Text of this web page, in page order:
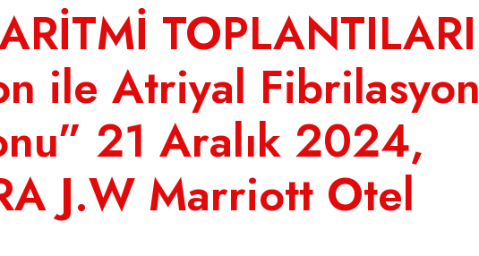
TOPLANTILARI
ile Atriyal Fibrilasyon
21 Aralık 2024,
J.W Marriott Otel